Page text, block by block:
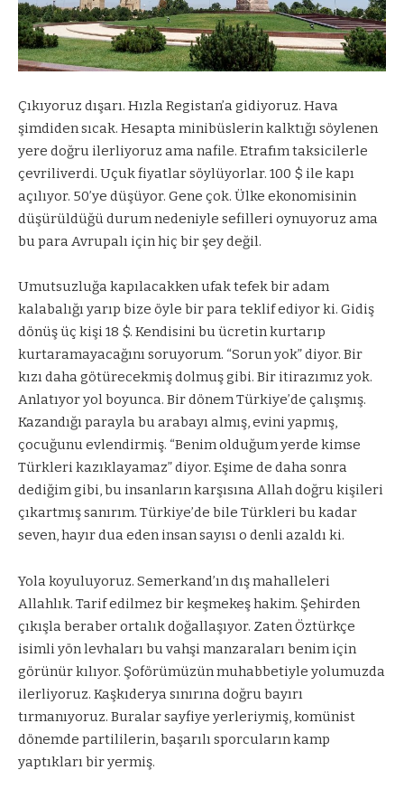
Çıkıyoruz dışarı. Hızla Registan’a gidiyoruz. Hava
şimdiden sıcak. Hesapta minibüslerin kalktığı söylenen
yere doğru ilerliyoruz ama nafile. Etrafım taksicilerle
çevriliverdi. Uçuk fiyatlar söylüyorlar. 100 $ ile kapı
açılıyor. 50’ye düşüyor. Gene çok. Ülke ekonomisinin
düşürüldüğü durum nedeniyle sefilleri oynuyoruz ama
bu para Avrupalı için hiç bir şey değil.
Umutsuzluğa kapılacakken ufak tefek bir adam
kalabalığı yarıp bize öyle bir para teklif ediyor ki. Gidiş
dönüş üç kişi 18 $. Kendisini bu ücretin kurtarıp
kurtaramayacağını soruyorum. “Sorun yok” diyor. Bir
kızı daha götürecekmiş dolmuş gibi. Bir itirazımız yok.
Anlatıyor yol boyunca. Bir dönem Türkiye’de çalışmış.
Kazandığı parayla bu arabayı almış, evini yapmış,
çocuğunu evlendirmiş. “Benim olduğum yerde kimse
Türkleri kazıklayamaz” diyor. Eşime de daha sonra
dediğim gibi, bu insanların karşısına Allah doğru kişileri
çıkartmış sanırım. Türkiye’de bile Türkleri bu kadar
seven, hayır dua eden insan sayısı o denli azaldı ki.
Yola koyuluyoruz. Semerkand’ın dış mahalleleri
Allahlık. Tarif edilmez bir keşmekeş hakim. Şehirden
çıkışla beraber ortalık doğallaşıyor. Zaten Öztürkçe
isimli yön levhaları bu vahşi manzaraları benim için
görünür kılıyor. Şoförümüzün muhabbetiyle yolumuzda
ilerliyoruz. Kaşkıderya sınırına doğru bayırı
tırmanıyoruz. Buralar sayfiye yerleriymiş, komünist
dönemde partililerin, başarılı sporcuların kamp
yaptıkları bir yermiş.